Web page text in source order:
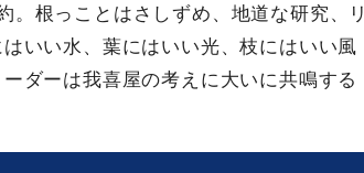
。根っことはさしずめ、地道な研究、リ
いい水、葉にはいい光、枝にはいい風
ダーは我喜屋の考えに大いに共鳴する